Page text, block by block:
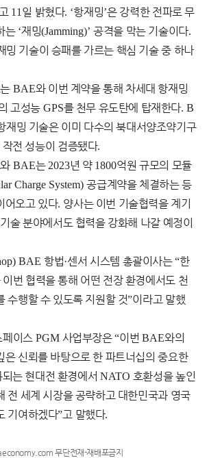
11 일 밝혔다. ‘항재밍’은 강력한 전파로 무
는 ‘재밍(Jamming)’공격을 막는 기술이다.
밍 기술이 승패를 가르는 핵심 기술 중 하나
BAE와 이번 계약을 통해 차세대 항재밍
고성능 GPS를 천무 유도탄에 탑재한다. B
재밍 기술은 이미 다수의 북대서양조약기구
전 성능이 검증됐다.
BAE는 2023년 약 1800억원 규모의 모듈
Charge System)공급계약을 체결하는 등
어오고 있다. 양사는 이번 기술협력을 계기
술 분야에서도 협력을 강화해 나갈 예정이
BAE항법·센서 시스템 총괄이사는“한
번 협력을 통해 어떤 전장 환경에서도 천
수행할 수 있도록 지원할 것”이라고 말했
페이스 PGM 사업부장은“이번BAE와의
은 신뢰를 바탕으로 한 파트너십의 중요한
는 현대전 환경에서 NATO 호환성을 높인
전 세계 시장을 공략하고 대한민국과 영국
기여하겠다”고 말했다.
무단전재-재배포금지